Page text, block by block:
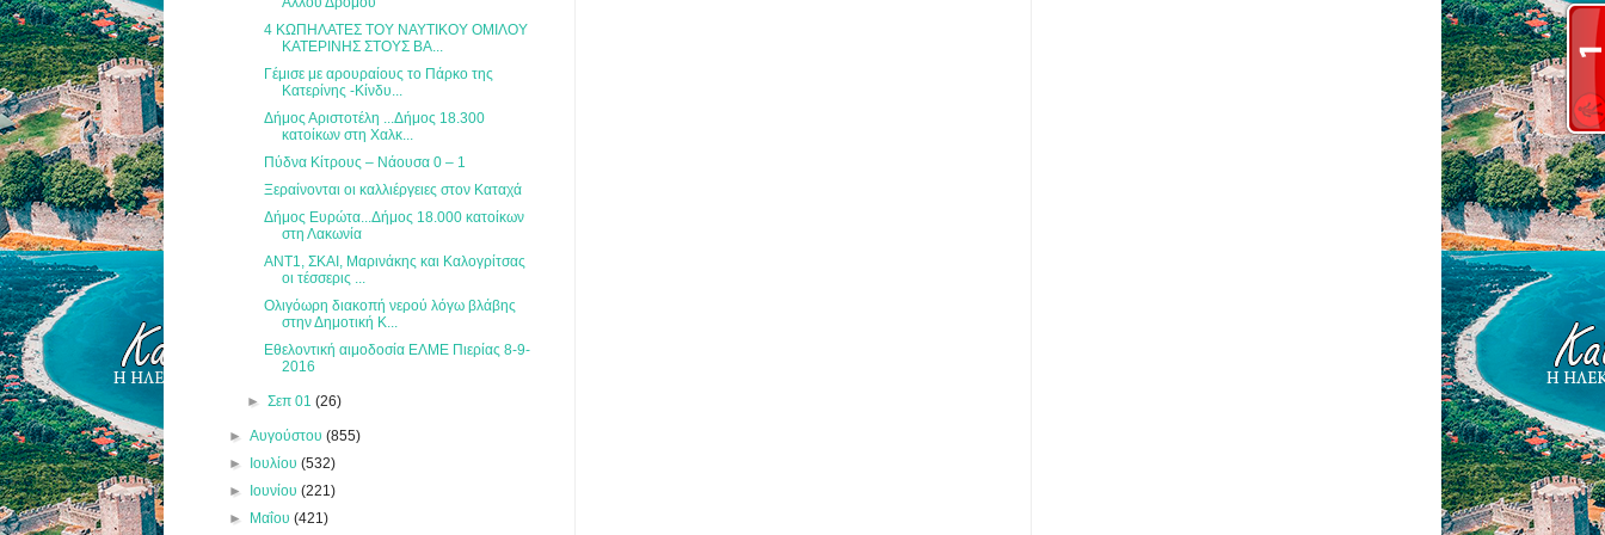
4 ΚΩΠΗΛΑΤΕΣ ΤΟΥ ΝΑΥΤΙΚΟΥ ΟΜΙΛΟΥ
ΚΑΤΕΡΙΝΗΣ ΣΤΟΥΣ ΒΑ...
Γέμισε με αρουραίους το Πάρκο της
Κατερίνης -Κίνδυ...
Δήμος Αριστοτέλη ...Δήμος 18.300
κατοίκων στη Χαλκ...
Πύδνα Κίτρους – Νάουσα 0 – 1
Ξεραίνονται οι καλλιέργειες στον Καταχά
Δήμος Ευρώτα...Δήμος 18.000 κατοίκων
στη Λακωνία
ΑΝΤ1, ΣΚΑΙ, Μαρινάκης και Καλογρίτσας
οι τέσσερις ...
Ολιγόωρη διακοπή νερού λόγω βλάβης
στην Δημοτική Κ...
Εθελοντική αιμοδοσία ΕΛΜΕ Πιερίας 8-9-
2016
► Σεπ 01 (26)
►Αυγούστου(855)
► Ιουλίου(532)
► Ιουνίου(221)
► Μαΐου(421)